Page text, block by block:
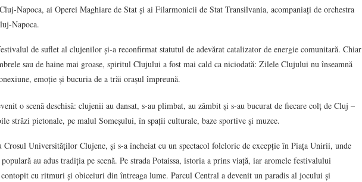
Napoca, ai Operei Maghiare de Stat și ai Filarmonicii de Stat Transilvania, acompaniați de orchestra
Napoca.
de suflet al clujenilor și-a reconfirmat statutul de adevărat catalizator de energie comunitară. Chiar
sau de haine mai groase, spiritul Clujului a fost mai cald ca niciodată: Zilele Clujului nu înseamnă
emoție și bucuria de a trăi orașul împreună.
o scenă deschisă: clujenii au dansat, s-au plimbat, au zâmbit și s-au bucurat de fiecare colț de Cluj –
străzi pietonale, pe malul Someșului, în spații culturale, baze sportive și muzee.
Crosul Universităților Clujene, și s-a încheiat cu un spectacol folcloric de excepție în Piața Unirii, unde
au adus tradiția pe scenă. Pe strada Potaissa, istoria a prins viață, iar aromele festivalului
cu ritmuri și obiceiuri din întreaga lume. Parcul Central a devenit un paradis al jocului și